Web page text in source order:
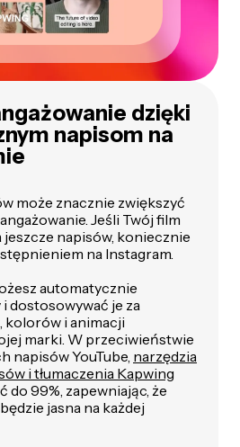
dzięki
napisom na
może znacznie zwiększyć
Jeśli Twój film
jeszcze napisów, koniecznie
na Instagram.
automatycznie
dostosowywać je za
i animacji
marki. W przeciwieństwie
napisów YouTube, narzędzia
i tłumaczenia Kapwing
do 99%, zapewniając, że
jasna na każdej